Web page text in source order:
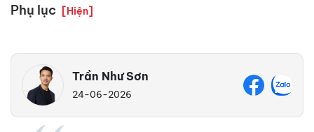
Phụ lục [Hiện]
Trần Như Sơn
24-06-2026